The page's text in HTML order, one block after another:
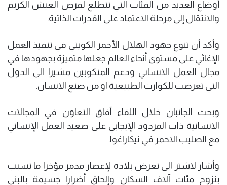
أوضاع العديد من الفئات التي تتطلع لفرص العيش الكريم
والانتقال إلى مرحلة الاعتماد على القدرات الذاتية.
وأكد أن تنوع جهود الهلال الأحمر الكويتي في تنفيذ العمل
الإغاثي على مستوى أنحاء العالم جعلها متميزة بجهودها في
مجال العمل الانساني ودعم المنكوبين مشيرا الى الدول
التي تعرضت للكوارث الطبيعية او من صنع الانسان.
وبحث الجانبان خلال اللقاء آفاق التعاون في المجالات
الانسانية ذات المردود الإيجابي على صعيد العمل الإنساني
مع الصليب الاحمر في نيكاراغوا.
وأشار لاشتر الى تعرض بلاده لإعصار مدمر مؤخرا ما تسبب
بنزوح مئات آلاف السكان وإلحاق أضرارا جسيمة بالبنى